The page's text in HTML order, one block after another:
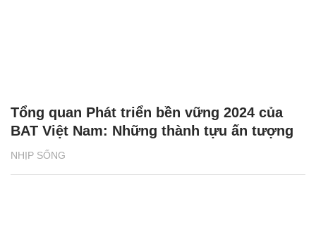
NHỊP SỐNG
Tổng quan Phát triển bền vững 2024 của
BAT Việt Nam: Những thành tựu ấn tượng